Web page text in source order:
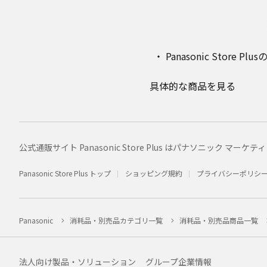
Panasonic Store Plus
具体的な商品を見る
公式通販サイト Panasonic Store Plus はパナソニック マーケテ
Panasonic Store Plus トップ ショッピング規約 プライバシーポリシー
Panasonic 消耗品・別売品カテゴリ一覧 消耗品・別売品商品一覧
法人向け製品・ソリューション グループ企業情報